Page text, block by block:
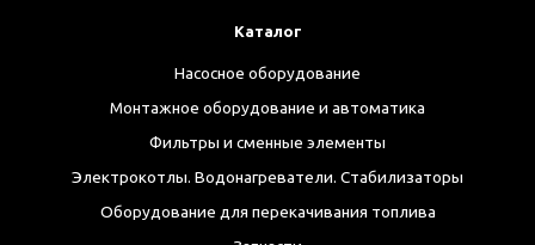
Каталог
Насосное оборудование
Монтажное оборудование и автоматика
Фильтры и сменные элементы
Электрокотлы. Водонагреватели. Стабилизаторы
Оборудование для перекачивания топлива